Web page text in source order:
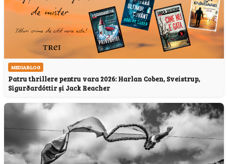
MEDIABLOG
Patru thrillere pentru vara 2026: Harlan Coben, Sveistrup,
Sigurðardóttir și Jack Reacher